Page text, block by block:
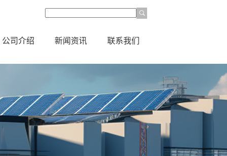
公司介绍 新闻资讯 联系我们